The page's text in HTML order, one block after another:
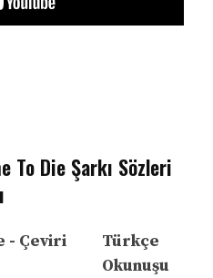
To Die Şarkı Sözleri
- Çeviri
Türkçe
Okunuşu